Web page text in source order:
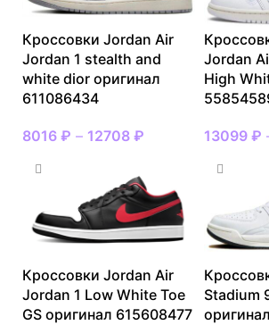
Кроссовки Jordan Air
Jordan 1 stealth and
white dior оригинал
611086434
8016 ₽ – 12708 ₽
Jordan
High
13099 ₽
Кроссовки Jordan Air
Jordan 1 Low White Toe
GS оригинал 615608477
Stadium